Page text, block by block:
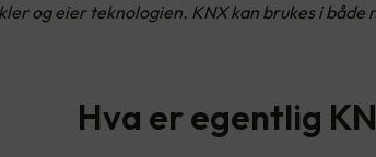
og eier teknologien. KNX kan brukes i
Hva er egentlig